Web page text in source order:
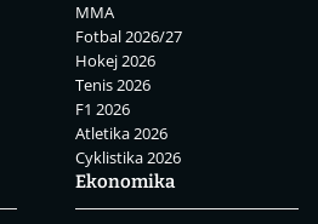
MMA
Fotbal 2026/27
Hokej 2026
Tenis 2026
F1 2026
Atletika 2026
Cyklistika 2026
Ekonomika